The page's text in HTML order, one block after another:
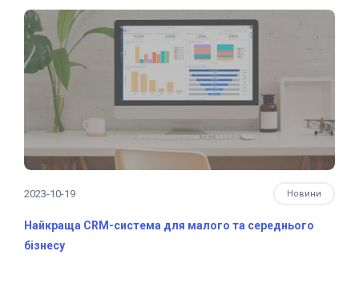
2023-10-19 Новини
Найкраща CRM-система для малого та середнього
бізнесу